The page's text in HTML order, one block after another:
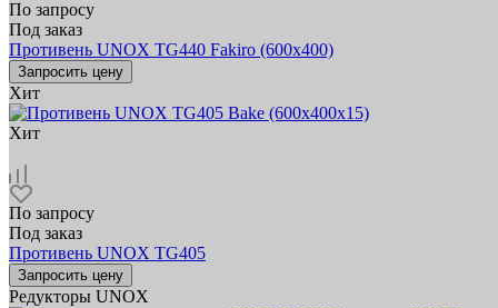
По запросу
Под заказ
Противень UNOX TG440 Fakiro (600x400)
Запросить цену
Хит
Хит
По запросу
Под заказ
Противень UNOX TG405
Запросить цену
Редукторы UNOX